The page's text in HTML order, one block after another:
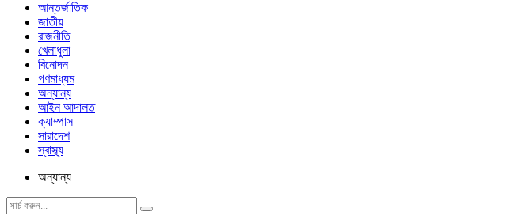
আন্তর্জাতিক
জাতীয়
রাজনীতি
খেলাধুলা
বিনোদন
গণমাধ্যম
অন্যান্য
আইন আদালত
ক্যাম্পাস
সারাদেশ
স্বাস্থ্য
অন্যান্য